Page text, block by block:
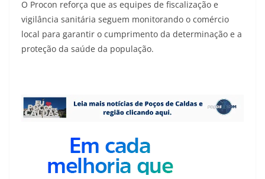
O Procon reforça que as equipes de fiscalização e
vigilância sanitária seguem monitorando o comércio
local para garantir o cumprimento da determinação e a
proteção da saúde da população.